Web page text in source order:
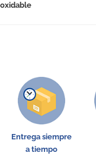
Entrega siempre
a tiempo